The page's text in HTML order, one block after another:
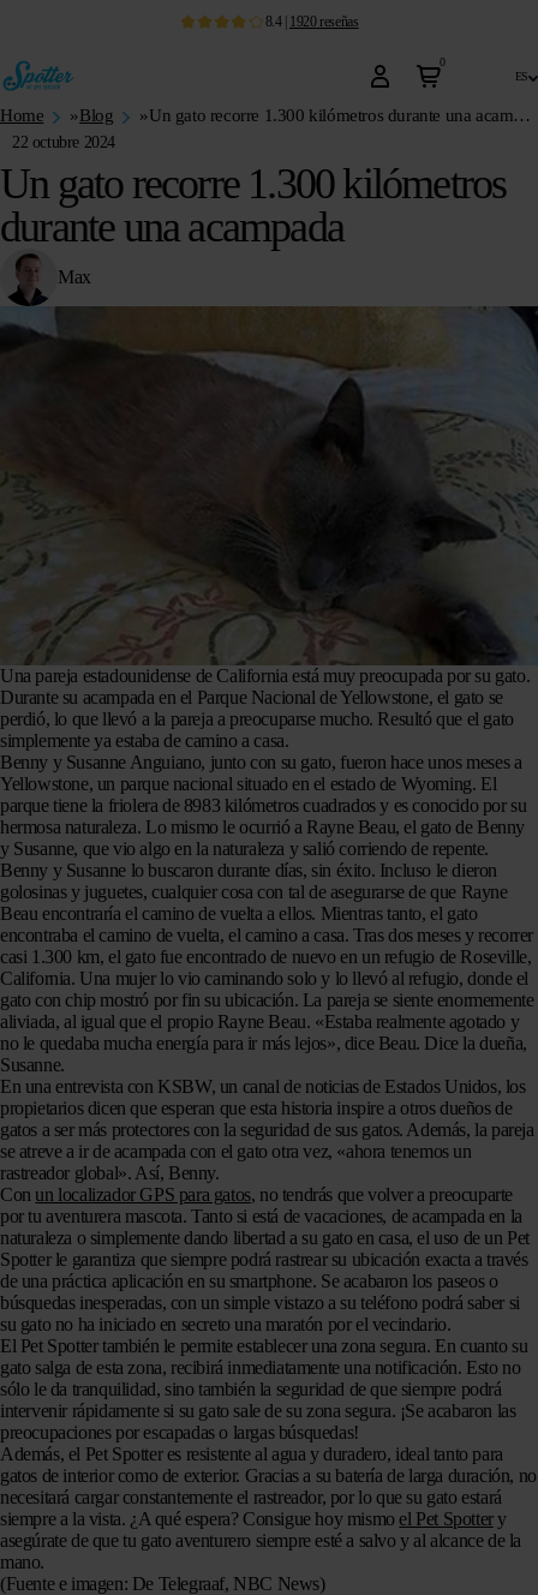
8.4| 1920 reseñas
0
es
Home »Blog » Un gato recorre 1.300 kilómetros durante una acampada
22 octubre 2024
Un gato recorre 1.300 kilómetros
durante una acampada
Max
Una pareja estadounidense de California está muy preocupada por su gato.
Durante su acampada en el Parque Nacional de Yellowstone, el gato se
perdió, lo que llevó a la pareja a preocuparse mucho. Resultó que el gato
simplemente ya estaba de camino a casa.
Benny y Susanne Anguiano, junto con su gato, fueron hace unos meses a
Yellowstone, un parque nacional situado en el estado de Wyoming. El
parque tiene la friolera de 8983 kilómetros cuadrados y es conocido por su
hermosa naturaleza. Lo mismo le ocurrió a Rayne Beau, el gato de Benny
y Susanne, que vio algo en la naturaleza y salió corriendo de repente.
Benny y Susanne lo buscaron durante días, sin éxito. Incluso le dieron
golosinas y juguetes, cualquier cosa con tal de asegurarse de que Rayne
Beau encontraría el camino de vuelta a ellos. Mientras tanto, el gato
encontraba el camino de vuelta, el camino a casa. Tras dos meses y recorrer
casi 1.300 km, el gato fue encontrado de nuevo en un refugio de Roseville,
California. Una mujer lo vio caminando solo y lo llevó al refugio, donde el
gato con chip mostró por fin su ubicación. La pareja se siente enormemente
aliviada, al igual que el propio Rayne Beau. «Estaba realmente agotado y
no le quedaba mucha energía para ir más lejos», dice Beau. Dice la dueña,
Susanne.
En una entrevista con KSBW, un canal de noticias de Estados Unidos, los
propietarios dicen que esperan que esta historia inspire a otros dueños de
gatos a ser más protectores con la seguridad de sus gatos. Además, la pareja
se atreve a ir de acampada con el gato otra vez, «ahora tenemos un
rastreador global». Así, Benny.
Con un localizador GPS para gatos, no tendrás que volver a preocuparte
por tu aventurera mascota. Tanto si está de vacaciones, de acampada en la
naturaleza o simplemente dando libertad a su gato en casa, el uso de un Pet
Spotter le garantiza que siempre podrá rastrear su ubicación exacta a través
de una práctica aplicación en su smartphone. Se acabaron los paseos o
búsquedas inesperadas, con un simple vistazo a su teléfono podrá saber si
su gato no ha iniciado en secreto una maratón por el vecindario.
El Pet Spotter también le permite establecer una zona segura. En cuanto su
gato salga de esta zona, recibirá inmediatamente una notificación. Esto no
sólo le da tranquilidad, sino también la seguridad de que siempre podrá
intervenir rápidamente si su gato sale de su zona segura. ¡Se acabaron las
preocupaciones por escapadas o largas búsquedas!
Además, el Pet Spotter es resistente al agua y duradero, ideal tanto para
gatos de interior como de exterior. Gracias a su batería de larga duración, no
necesitará cargar constantemente el rastreador, por lo que su gato estará
siempre a la vista. ¿A qué espera? Consigue hoy mismo el Pet Spottery
asegúrate de que tu gato aventurero siempre esté a salvo y al alcance de la
mano.
(Fuente e imagen: De Telegraaf, NBC News)